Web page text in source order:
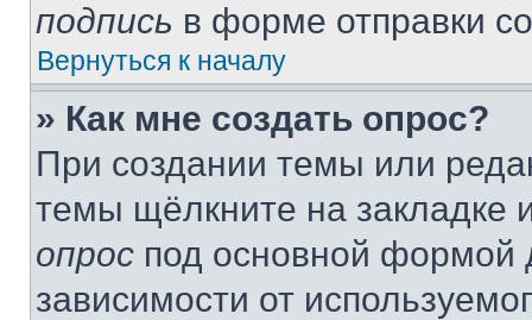
подпись в форме отправки
Вернуться к началу
» Как мне создать опрос?
При создании темы или
темы щёлкните на
опрос под основной формой
зависимости от